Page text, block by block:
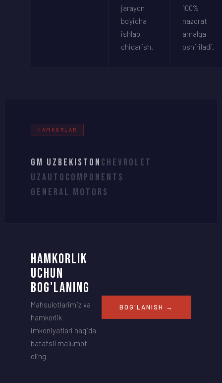
jarayon
bo'yicha
ishlab
chiqarish.
100%
nazorat
amalga
oshiriladi.
HAMKORLAR
GM UZBEKISTON CHEVROLET
UZAUTOCOMPONENTS
GENERAL MOTORS
HAMKORLIK
UCHUN
BOG'LANING
Mahsulotlarimiz va
hamkorlik
imkoniyatlari haqida
batafsil ma'lumot
oling
BOG'LANISH →